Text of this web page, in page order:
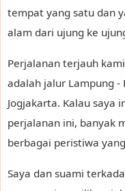
tempat yang satu dan
alam dari ujung ke
Perjalanan terjauh
adalah jalur Lampung -
Jogjakarta. Kalau saya
perjalanan ini, banyak
berbagai peristiwa
Saya dan suami